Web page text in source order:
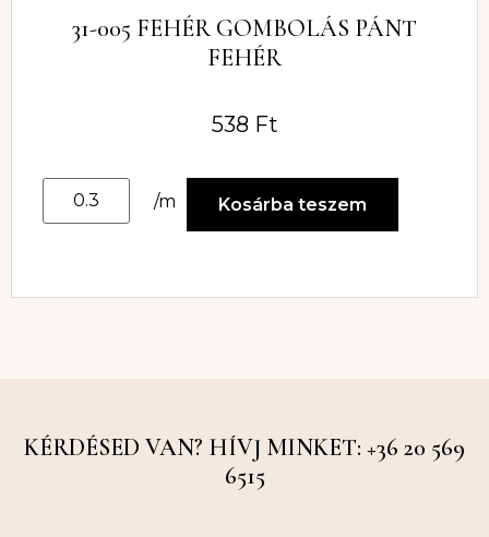
31-005 FEHÉR GOMBOLÁS PÁNT
FEHÉR
538 Ft
/m Kosárba teszem
KÉRDÉSED VAN? HÍVJ MINKET: +36 20 569
6515